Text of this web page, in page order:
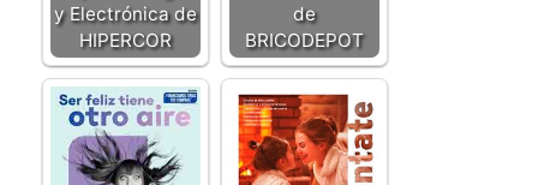
y Electrónica de
HIPERCOR
de
BRICODEPOT